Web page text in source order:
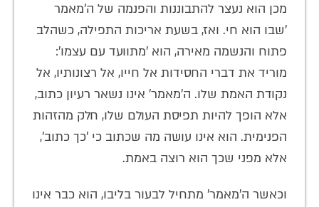
מכן הוא נעצר להתבוננות והפנמה של ה'מאמר
'שבו הוא חי. ואז, בשעת אריכות התפילה, כשהלב
פתוח והנשמה מאירה, הוא 'מתוועד עם עצמו':
מוריד את דברי החסידות אל חייו, אל רצונותיו, אל
נקודת האמת שלו. ה'מאמר' אינו נשאר רעיון כתוב,
אלא הופך להיות תפיסת העולם שלו, חלק מהזהות
הפנימית. הוא אינו עושה מה שכתוב כי 'כך כתוב',
אלא מפני שכך הוא רוצה באמת.
וכאשר ה'מאמר' מתחיל לבעור בליבו, הוא כבר אינו